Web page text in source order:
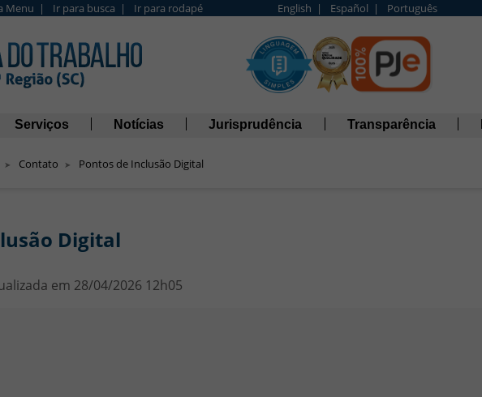
Menu | Ir para busca | Ir para rodapé English | Español | Português
Serviços Notícias Jurisprudência Transparência
Contato Pontos de Inclusão Digital
Digital
em 28/04/2026 12h05